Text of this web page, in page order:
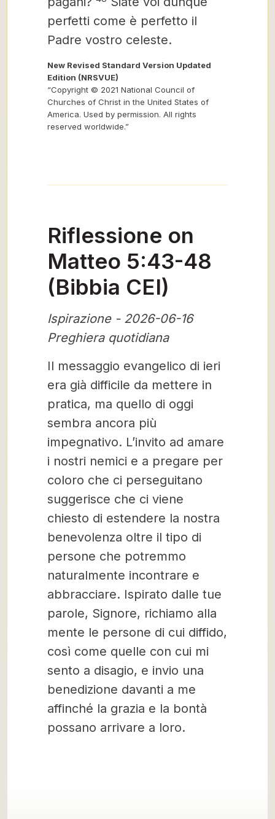
perfetti come è perfetto il
Padre vostro celeste.
New Revised Standard Version Updated
Edition (NRSVUE)
“Copyright © 2021 National Council of
Churches of Christ in the United States of
America. Used by permission. All rights
reserved worldwide.”
Riflessione on
Matteo 5:43-48
(Bibbia CEI)
Ispirazione - 2026-06-16
Preghiera quotidiana
Il messaggio evangelico di ieri
era già difficile da mettere in
pratica, ma quello di oggi
sembra ancora più
impegnativo. L’invito ad amare
i nostri nemici e a pregare per
coloro che ci perseguitano
suggerisce che ci viene
chiesto di estendere la nostra
benevolenza oltre il tipo di
persone che potremmo
naturalmente incontrare e
abbracciare. Ispirato dalle tue
parole, Signore, richiamo alla
mente le persone di cui diffido,
così come quelle con cui mi
sento a disagio, e invio una
benedizione davanti a me
affinché la grazia e la bontà
possano arrivare a loro.